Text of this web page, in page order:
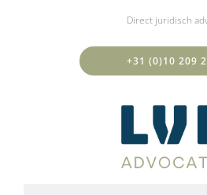
Direct juridisch
+31 (0)10 209